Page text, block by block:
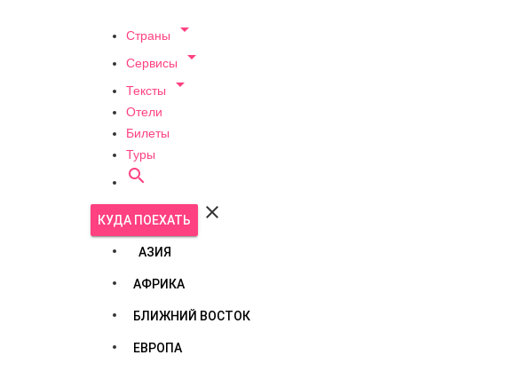
Страны 
Сервисы 
Тексты 
Отели
Билеты
Туры

КУДА ПОЕХАТЬ 
АЗИЯ
АФРИКА
БЛИЖНИЙ ВОСТОК
ЕВРОПА